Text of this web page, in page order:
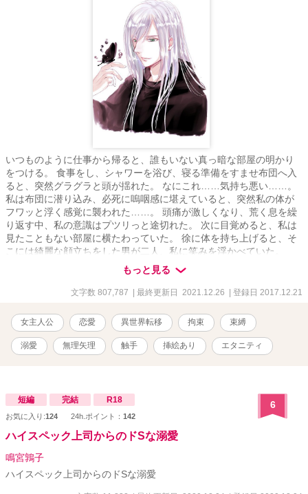
いつものように仕事から帰ると、誰もいない真っ暗な部屋の明かり
をつける。 食事をし、シャワーを浴び、寝る準備をすませ布団へ入
ると、突然グラグラと頭が揺れた。 なにこれ……気持ち悪い……。
私は布団に潜り込み、必死に嗚咽感に堪えていると、突然私の体が
フワッと浮く感覚に襲われた……。 頭痛が激しくなり、荒く息を繰
り返す中、私の意識はプツリっと途切れた。 次に目覚めると、私は
見たこともない部屋に横たわっていた。 徐に体を持ち上げると、そ
こには綺麗な顔立ちをした男が二人、私に笑みを浮かべていた。
********************* ※27話で第一章完結致します。 ※84話で第二章完
結致します。 ※162話で第三章完結致します。 ※181話で第四章完
結致します。 ※356話で第五章完結致します。 《イラストは
ておりました、〇〇×私の連載版となります。 (俺様王子×私・ドS魔
導士×私・ヤンデレ騎士×私・年上医師×私) 短編を読んでいない方に
もわかるようになっておりますので、ご安心下さい。 それでは宜し
くお願いいたします。 ※無理矢理な描写があります、苦手な方はご
もっと見る
文字数 807,787 | 最終更新日 2021.12.26 | 登録日 2017.12.21
女主人公 恋愛 異世界転移 拘束 束縛
溺愛 無理矢理 触手 挿絵あり エタニティ
短編 完結 R18
お気に入り:124 24h.ポイント： 142
6
ハイスペック上司からのドSな溺愛
鳴宮鶉子
ハイスペック上司からのドSな溺愛